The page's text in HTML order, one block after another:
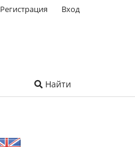
Найти
Регистрация Вход